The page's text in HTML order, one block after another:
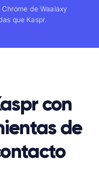
de Waalaxy
que Kaspr.
con
de